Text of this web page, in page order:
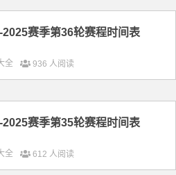
2025赛季第36轮赛程时间表
全 936 人阅读
2025赛季第35轮赛程时间表
全 612 人阅读